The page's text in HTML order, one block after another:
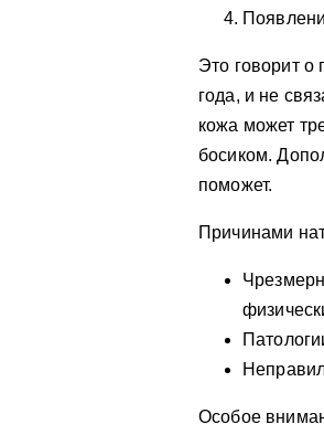
Это говорит о
года, и не
кожа может
босиком.
поможет.
Причинами
Особое